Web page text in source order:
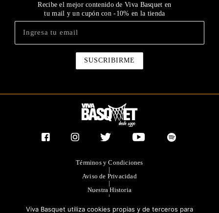
Recibe el mejor contenido de Viva Basquet en
tu mail y un cupón con -10% en la tienda
Términos y Condiciones
|
Aviso de Privacidad
|
Nuestra Historia
|
|
Viva Basquet utiliza cookies propias y de terceros para